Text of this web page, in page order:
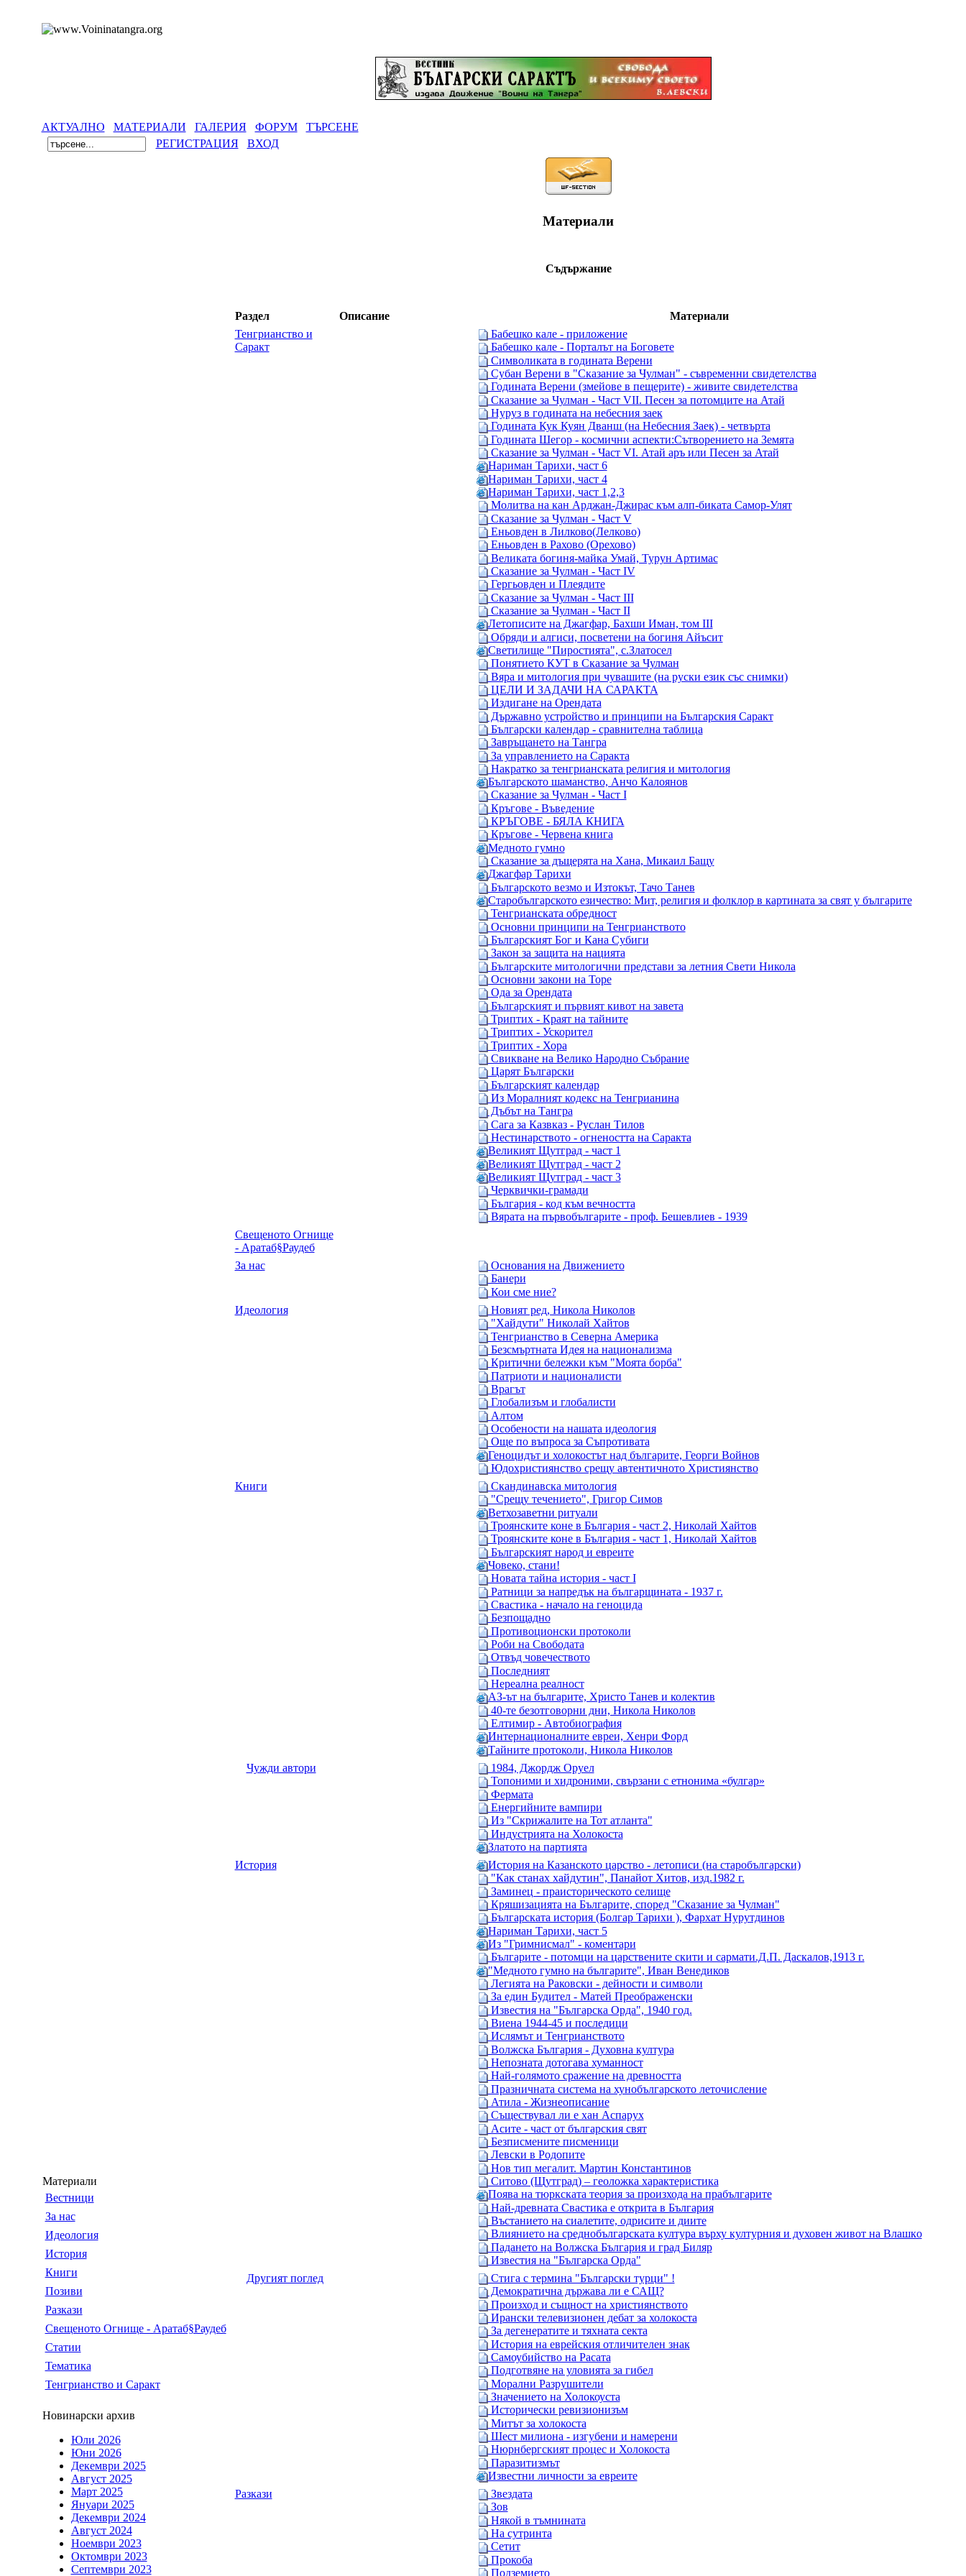
АКТУАЛНО МАТЕРИАЛИ ГАЛЕРИЯ ФОРУМ
ТЪРСЕНЕ
РЕГИСТРАЦИЯ
ВХОД
Материали
Вестници
За нас
Идеология
История
Книги
Позиви
Разкази
Свещеното Огнище - Аратаб§Раудеб
Статии
Тематика
Тенгрианство и Саракт
Новинарски архив
Юли 2026
Юни 2026
Декември 2025
Август 2025
Март 2025
Януари 2025
Декември 2024
Август 2024
Ноември 2023
Октомври 2023
Септември 2023
Материали
Съдържание
Раздел Описание
Материали
Тенгрианство и
Саракт
Бабешко кале - приложение
Бабешко кале - Порталът на Боговете
Символиката в годината Верени
Субан Верени в "Сказание за Чулман" - съвременни свидетелства
Годината Верени (змейове в пещерите) - живите свидетелства
Сказание за Чулман - Част VII. Песен за потомците на Атай
Нуруз в годината на небесния заек
Годината Кук Куян Дванш (на Небесния Заек) - четвърта
Годината Шегор - космични аспекти:Сътворението на Земята
Сказание за Чулман - Част VI. Атай aръ или Песен за Атай
Нaриман Тарихи, част 6
Нариман Тарихи, част 4
Нариман Тарихи, част 1,2,3
Молитва на кан Арджан-Джирас към алп-биката Самор-Улят
Сказание за Чулман - Част V
Еньовден в Лилково(Лелково)
Еньовден в Рахово (Орехово)
Великата богиня-майка Умай, Турун Артимас
Сказание за Чулман - Част IV
Гергьовден и Плеядите
Сказание за Чулман - Част III
Сказание за Чулман - Част II
Летописите на Джагфар, Бахши Иман, том III
Обряди и алгиси, посветени на богиня Айъсит
Светилище "Пиростията", с.Златосел
Понятието КУТ в Сказание за Чулман
Вяра и митология при чувашите (на руски език със снимки)
ЦЕЛИ И ЗАДАЧИ НА САРАКТА
Издигане на Орендата
Държавно устройство и принципи на Българския Саракт
Български календар - сравнителна таблица
Завръщането на Тангра
За управлението на Саракта
Накратко за тенгрианската религия и митология
Българското шаманство, Анчо Калоянов
Сказание за Чулман - Част I
Кръгове - Въведение
КРЪГОВЕ - БЯЛА КНИГА
Кръгове - Червена книга
Медното гумно
Сказание за дъщерята на Хана, Микаил Бащу
Джагфар Тарихи
Българското везмо и Изтокът, Тачо Танев
Старобългарското езичество: Мит, религия и фолклор в картината за свят у българите
Тенгрианската обредност
Основни принципи на Тенгрианството
Българският Бог и Кана Субиги
Закон за защита на нацията
Българските митологични представи за летния Свети Никола
Основни закони на Торе
Ода за Орендата
Българският и първият кивот на завета
Триптих - Краят на тайните
Триптих - Ускорител
Триптих - Хора
Свикване на Велико Hародно Cъбрание
Царят Български
Българският календар
Из Моралният кодекс на Тенгрианина
Дъбът на Тангра
Сага за Казвказ - Руслан Тилов
Нестинарството - огнеността на Саракта
Великият Щутград - част 1
Великият Щутград - част 2
Великият Щутград - част 3
Черквички-грамади
България - код към вечността
Вярата на първобългарите - проф. Бешевлиев - 1939
Свещеното Огнище
- Аратаб§Раудеб
За нас
Основания на Движението
Банери
Кои сме ние?
Идеология
Новият ред, Никола Николов
"Хайдути" Николай Хайтов
Тенгрианство в Северна Америка
Безсмъртната Идея на национализма
Критични бележки към "Моята борба"
Патриоти и националисти
Врагът
Глобализъм и глобалисти
Алтом
Особености на нашата идеология
Още по въпроса за Съпротивата
Геноцидът и холокостът над българите, Георги Войнов
Юдохристиянство срещу автентичното Християнство
Книги
Скандинавска митология
"Срещу течението", Григор Симов
Ветхозаветни ритуали
Троянските коне в България - част 2, Николай Хайтов
Троянските коне в България - част 1, Николай Хайтов
Българският народ и евреите
Човеко, стани!
Новата тайна история - част I
Ратници за напредък на българщината - 1937 г.
Свастика - начало на геноцида
Безпощадно
Противоционски протоколи
Роби на Свободата
Отвъд човечеството
Последният
Нереална реалност
АЗ-ът на българите, Христо Танев и колектив
40-те безотговорни дни, Никола Николов
Елтимир - Автобиография
Интернационалните евреи, Хенри Форд
Тайните протоколи, Никола Николов
Чужди автори
1984, Джордж Оруел
Топоними и хидроними, свързани с етнонимa «булгар»
Фермата
Енергийните вампири
Из "Скрижалите на Тот атланта"
Индустрията на Холокоста
Златото на партията
История
История на Казанското царство - летописи (на старобългарски)
"Как станах хайдутин", Панайот Хитов, изд.1982 г.
Заминец - праисторическото селище
Кряшизацията на Българите, според "Сказание за Чулман"
Българската история (Болгар Тарихи ), Фархат Нурутдинов
Нариман Тарихи, част 5
Из "Гримнисмал" - коментари
Българите - потомци на царствените скити и сармати.Д.П. Даскалов,1913 г.
"Медното гумно на българите", Иван Венедиков
Легията на Раковски - дейности и символи
За един Будител - Матей Преображенски
Известия на "Българска Орда", 1940 год.
Виена 1944-45 и последици
Ислямът и Тенгрианството
Волжска България - Духовна култура
Непозната дотогава хуманност
Най-голямото сражение на древността
Празничната система на хунобългарското леточисление
Атила - Жизнеописание
Съществувал ли е хан Аспарух
Асите - част от българския свят
Безписмените писменици
Левски в Родопите
Нов тип мегалит. Мартин Константинов
Ситово (Щутград) – геоложка характеристика
Поява на тюркската теория за произхода на прабългарите
Най-древната Свастика е открита в България
Въстанието на сиалетите, одрисите и диите
Влиянието на среднобългарската култура върху културния и духовен живот на Bлашкo
Падането на Волжcка България и град Биляр
Известия на "Българска Орда"
Другият поглед
Стига с термина "Български турци" !
Демократична държава ли е САЩ?
Произход и същност на християнството
Ирански телевизионен дебат за холокоста
За дегенератите и тяхната секта
История на еврейския отличителен знак
Самоубийство на Расата
Подготвяне на уловията за гибел
Морални Разрушители
Значението на Холокоуста
Исторически ревизионизъм
Митът за холокоста
Шест милиона - изгубени и намерени
Нюрнбергският процес и Холокоста
Паразитизмът
Известни личности за евреите
Разкази
Звездата
Зов
Някой в тъмнината
На сутринта
Сетит
Прокоба
Подземието